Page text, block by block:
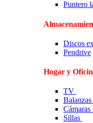
Puntero
Discos
Pendrive
Hogar y
TV
Cámaras
Sillas